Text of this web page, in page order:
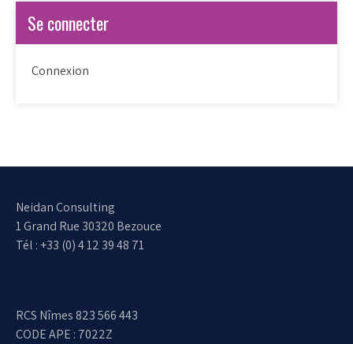
Se connecter
Connexion
Neidan Consulting
1 Grand Rue 30320 Bezouce
Tél : +33 (0) 4 12 39 48 71
RCS Nîmes 823 566 443
CODE APE : 7022Z